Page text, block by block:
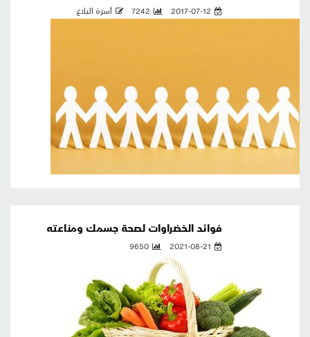
2017-07-12
7242 أسرة البلاغ
فوائد الخضراوات لصحة جسمك ومناعته
2021-08-21
9650